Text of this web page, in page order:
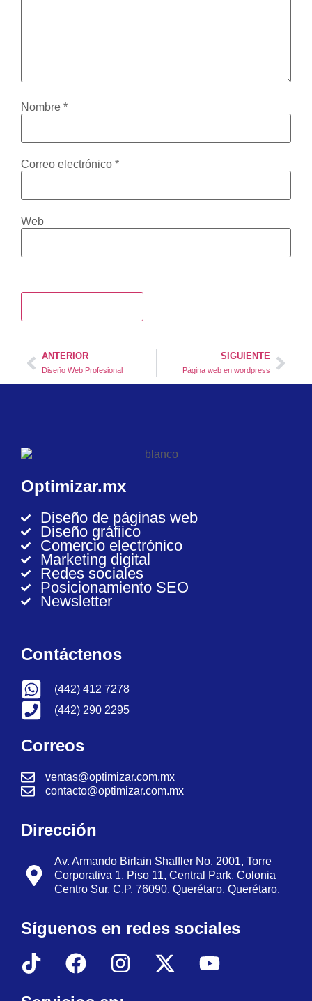
Nombre *
Correo electrónico *
Web
ANTERIOR
Diseño Web Profesional
SIGUIENTE
Página web en wordpress
Optimizar.mx
Diseño de páginas web
Diseño gráfiico
Comercio electrónico
Marketing digital
Redes sociales
Posicionamiento SEO
Newsletter
Contáctenos
(442) 412 7278
(442) 290 2295
Correos
ventas@optimizar.com.mx
contacto@optimizar.com.mx
Dirección
Av. Armando Birlain Shaffler No. 2001, Torre
Corporativa 1, Piso 11, Central Park. Colonia
Centro Sur, C.P. 76090, Querétaro, Querétaro.
Síguenos en redes sociales